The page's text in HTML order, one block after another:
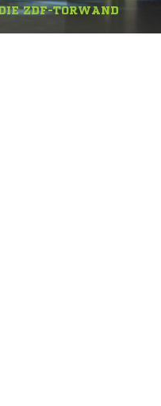
ZDF-TORWAND